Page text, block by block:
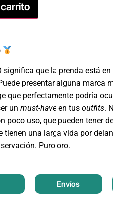
significa que la prenda está
presentar alguna marca
que perfectamente podría
un must-have en tus outfits.
poco uso, que pueden tener
tienen una larga vida por
Puro oro.
Envíos